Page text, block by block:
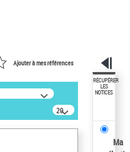
Ajouter à mes références
20
résultats/page
RÉCUPÉRER
LES
NOTICES
Ma